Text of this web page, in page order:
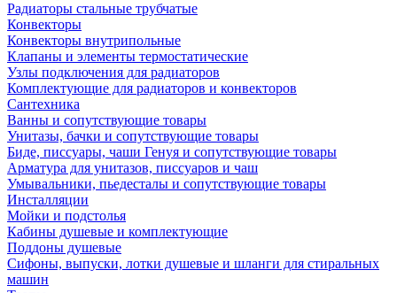
Радиаторы стальные трубчатые
Конвекторы
Конвекторы внутрипольные
Клапаны и элементы термостатические
Узлы подключения для радиаторов
Комплектующие для радиаторов и конвекторов
Сантехника
Ванны и сопутствующие товары
Унитазы, бачки и сопутствующие товары
Биде, писсуары, чаши Генуя и сопутствующие товары
Арматура для унитазов, писсуаров и чаш
Умывальники, пьедесталы и сопутствующие товары
Инсталляции
Мойки и подстолья
Кабины душевые и комплектующие
Поддоны душевые
Сифоны, выпуски, лотки душевые и шланги для стиральных
машин